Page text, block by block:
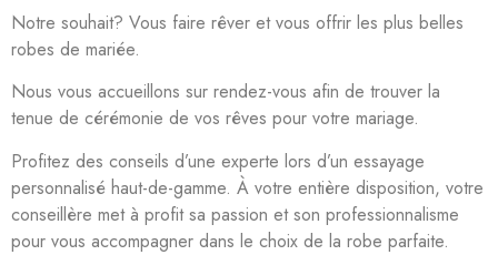
Notre souhait? Vous faire rêver et vous offrir les plus belles
robes de mariée.
Nous vous accueillons sur rendez-vous afin de trouver la
tenue de cérémonie de vos rêves pour votre mariage.
Profitez des conseils d’une experte lors d’un essayage
personnalisé haut-de-gamme. À votre entière disposition, votre
conseillère met à profit sa passion et son professionnalisme
pour vous accompagner dans le choix de la robe parfaite.